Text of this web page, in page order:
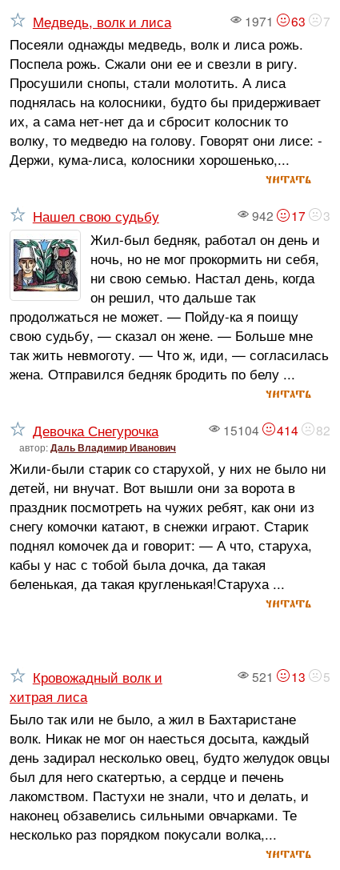
1971 63 7
Медведь, волк и лиса
Посеяли однажды медведь, волк и лиса рожь.
Поспела рожь. Сжали они ее и свезли в ригу.
Просушили снопы, стали молотить. А лиса
поднялась на колосники, будто бы придерживает
их, а сама нет-нет да и сбросит колосник то
волку, то медведю на голову. Говорят они лисе: -
Держи, кума-лиса, колосники хорошенько,...
читать
942 17 3
Нашел свою судьбу
Жил-был бедняк, работал он день и
ночь, но не мог прокормить ни себя,
ни свою семью. Настал день, когда
он решил, что дальше так
продолжаться не может. — Пойду-ка я поищу
свою судьбу, — сказал он жене. — Больше мне
так жить невмоготу. — Что ж, иди, — согласилась
жена. Отправился бедняк бродить по белу ...
читать
15104 414 82
Девочка Снегурочка
автор:Даль Владимир Иванович
Жили-были старик со старухой, у них не было ни
детей, ни внучат. Вот вышли они за ворота в
праздник посмотреть на чужих ребят, как они из
снегу комочки катают, в снежки играют. Старик
поднял комочек да и говорит: — А что, старуха,
кабы у нас с тобой была дочка, да такая
беленькая, да такая кругленькая!Старуха ...
читать
521 13 5
Кровожадный волк и
хитрая лиса
Было так или не было, а жил в Бахтаристане
волк. Никак не мог он наесться досыта, каждый
день задирал несколько овец, будто желудок овцы
был для него скатертью, а сердце и печень
лакомством. Пастухи не знали, что и делать, и
наконец обзавелись сильными овчарками. Те
несколько раз порядком покусали волка,...
читать